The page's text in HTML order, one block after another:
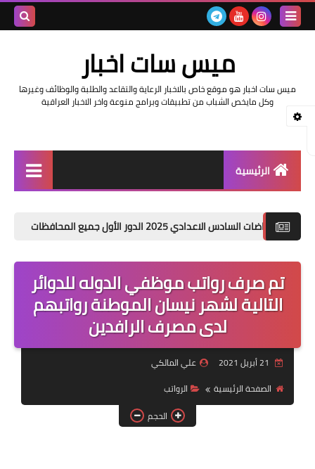
ميس سات اخبار
ميس سات اخبار هو موقع خاص بالاخبار الرعاية والتقاعد والطلبة والوظائف وغيرها
وكل مايخص الشباب من تطبيقات وبرامج منوعة واخر الاخبار العراقية
الرئيسية
اخبار وزارة التربية والتعليم
اخبار وزارة العمل وهيئة
التقاعد
قسم التطبيقات
الربح من الانترنت
2025 الدور الأول جميع المحافظات هطول أمطار
تم صرف رواتب موظفي الدوله للدوائر
التالية لشهر نيسان الموطنة رواتبهم
لدى مصرف الرافدين
علي المالكي
الصفحة الرئيسية
الرواتب
الحجم